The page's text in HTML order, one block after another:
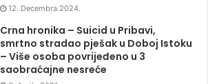
12. Decembra 2024.
Crna hronika – Suicid u Pribavi,
smrtno stradao pješak u Doboj Istoku
– Više osoba povrijeđeno u 3
saobraćajne nesreće